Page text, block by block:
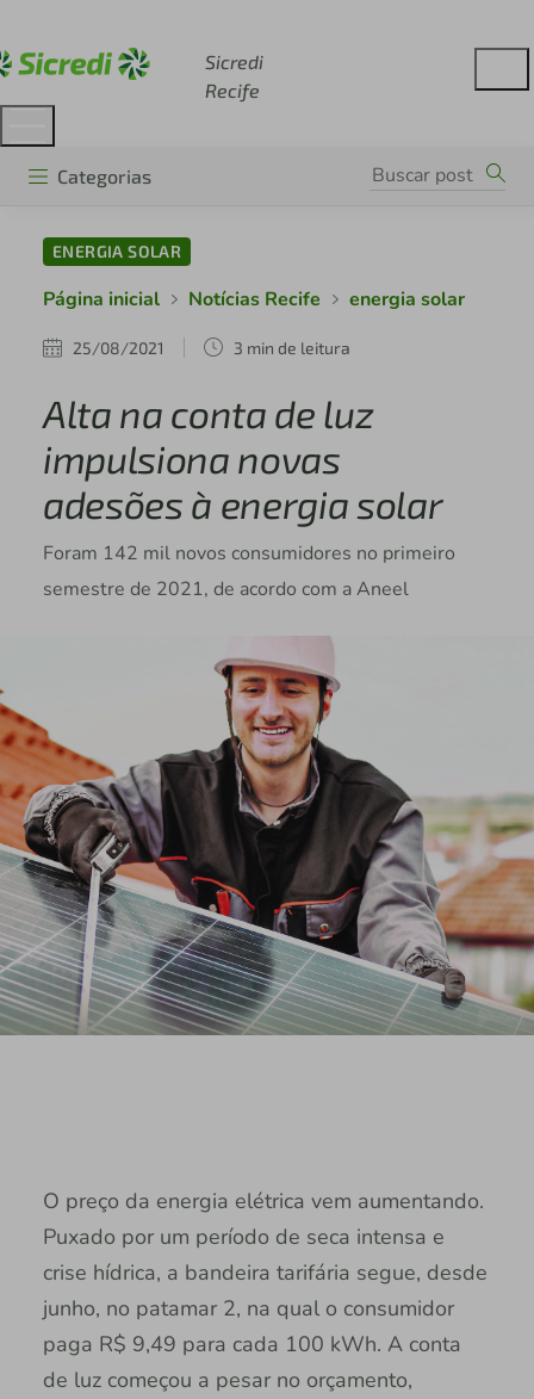
Sicredi
Recife
Categorias
ENERGIA SOLAR
Página inicial Notícias Recife energia solar
25/08/2021 3 min de leitura
Alta na conta de luz
impulsiona novas
adesões à energia solar
Foram 142 mil novos consumidores no primeiro
semestre de 2021, de acordo com a Aneel
O preço da energia elétrica vem aumentando.
Puxado por um período de seca intensa e
crise hídrica, a bandeira tarifária segue, desde
junho, no patamar 2, na qual o consumidor
paga R$ 9,49 para cada 100 kWh. A conta
de luz começou a pesar no orçamento,